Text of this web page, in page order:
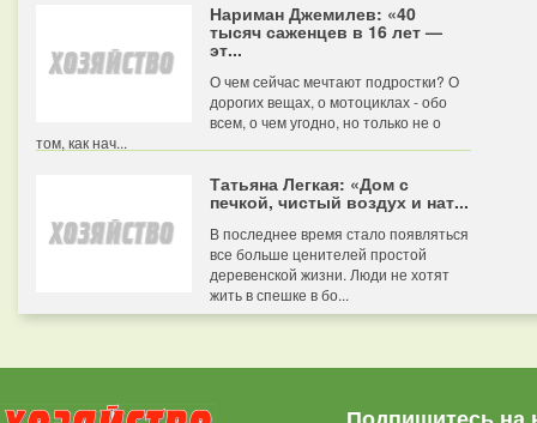
Нариман Джемилев: «40
тысяч саженцев в 16 лет —
эт...
О чем сейчас мечтают подростки? О
дорогих вещах, о мотоциклах - обо
всем, о чем угодно, но только не о
том, как нач...
Татьяна Легкая: «Дом с
печкой, чистый воздух и нат...
В последнее время стало появляться
все больше ценителей простой
деревенской жизни. Люди не хотят
жить в спешке в бо...